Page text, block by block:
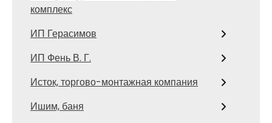
комплекс
ИП Герасимов
ИП Фень В. Г.
Исток, торгово-монтажная компания
Ишим, баня